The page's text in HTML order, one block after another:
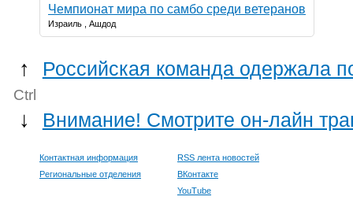
Чемпионат мира по самбо среди ветеранов
Израиль , Ашдод
↑ Российская команда одержала
Ctrl
↓ Внимание! Смотрите он-лайн
Контактная информация
Региональные отделения
RSS лента новостей
ВКонтакте
YouTube